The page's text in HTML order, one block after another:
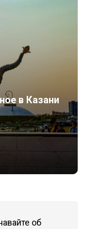
в Казани
об